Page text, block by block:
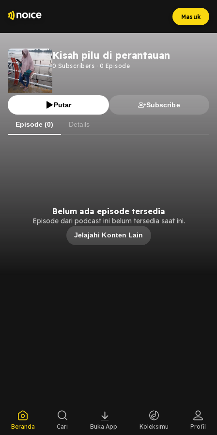
Masuk
Kisah pilu di perantauan
0 Subscribers · 0 Episode
Putar Subscribe
Episode (0) Details
Belum ada episode tersedia
Episode dari podcast ini belum tersedia saat ini.
Jelajahi Konten Lain
Beranda Cari Buka App Koleksimu Profil